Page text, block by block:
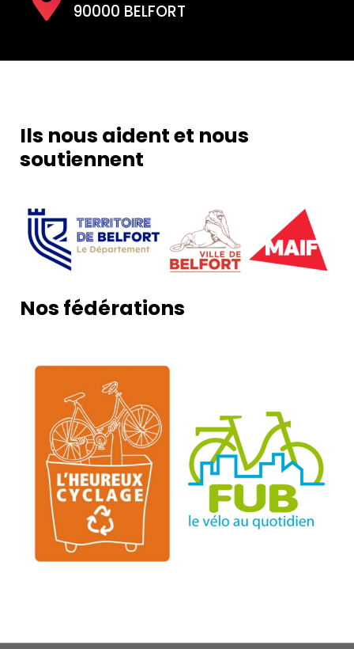
90000 BELFORT
Ils nous aident et nous
soutiennent
Nos fédérations